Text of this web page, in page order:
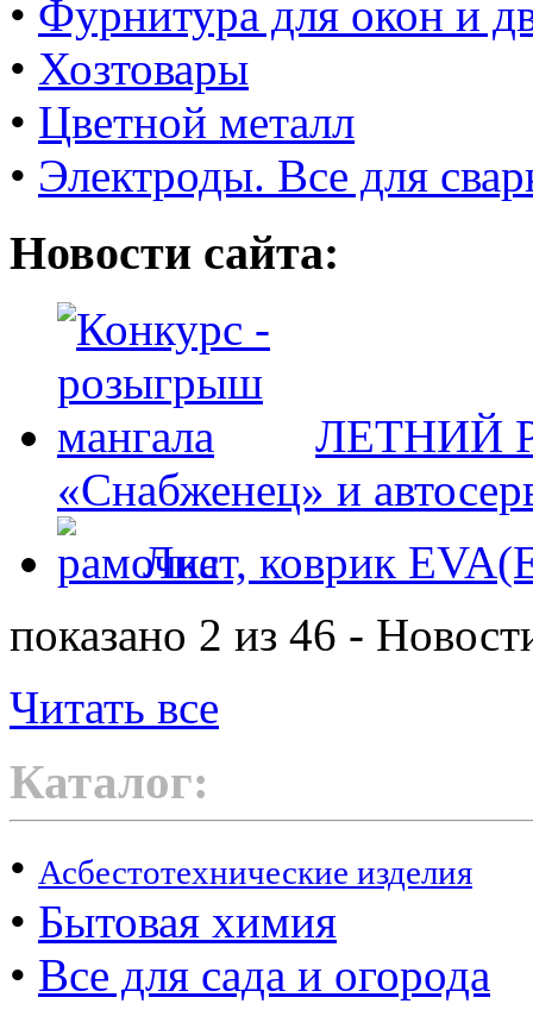
• Фурнитура для окон и
• Хозтовары
• Цветной металл
• Электроды. Все для
Новости сайта:
ЛЕТНИЙ
«Снабженец» и
Лист, коврик
показано 2 из 46 -
Читать все
Каталог:
• Асбестотехнические изделия
• Бытовая химия
• Все для сада и огорода